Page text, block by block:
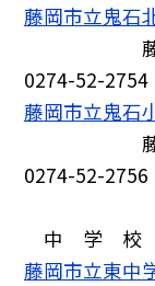
藤岡市立鬼石
藤岡
0274-52-
藤岡市立鬼石
藤
0274-52-
中 学 校
藤岡市立東中